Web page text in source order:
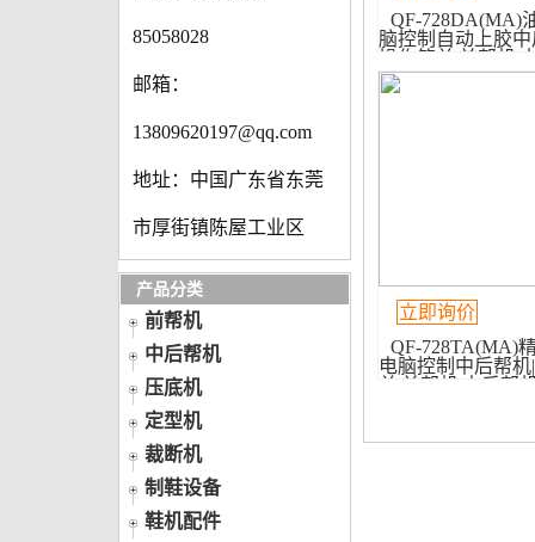
85058028
邮箱：
13809620197@qq.com
地址：中国广东省东莞
市厚街镇陈屋工业区
产品分类
前帮机
中后帮机
压底机
定型机
裁断机
制鞋设备
鞋机配件
QF-728DA(MA)
脑控制自动上胶
操作简单|前帮机|
机
立即询价
QF-728TA(MA)
电脑控制中后帮
单|前帮机|中后帮